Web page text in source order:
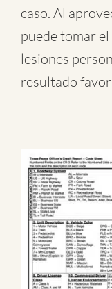
caso. Al
puede tomar
lesiones
resultado